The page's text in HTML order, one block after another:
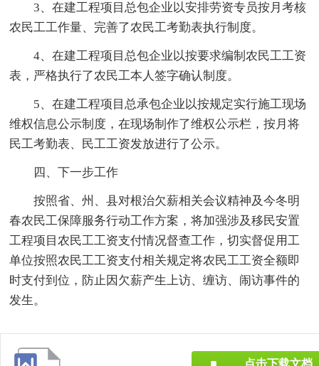
3、在建工程项目总包企业以安排劳资专员按月考核
农民工工作量、完善了农民工考勤表执行制度。
4、在建工程项目总包企业以按要求编制农民工工资
表，严格执行了农民工本人签字确认制度。
5、在建工程项目总承包企业以按规定实行施工现场
维权信息公示制度，在现场制作了维权公示栏，按月将
民工考勤表、民工工资发放进行了公示。
四、下一步工作
按照省、州、县对根治欠薪相关会议精神及今冬明
春农民工保障服务行动工作方案，将加强涉及移民安置
工程项目农民工工资支付情况督查工作，切实督促用工
单位按照农民工工资支付相关规定将农民工工资全额即
时支付到位，防止因欠薪产生上访、缠访、闹访事件的
发生。